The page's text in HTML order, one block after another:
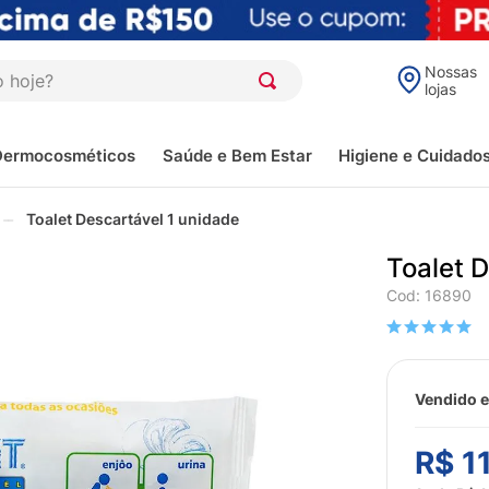
Nossas
lojas
Saúde e Bem Estar Higiene e
Toalet Descartável 1 unidade
Toalet
Cod: 16890
Vendido
R$